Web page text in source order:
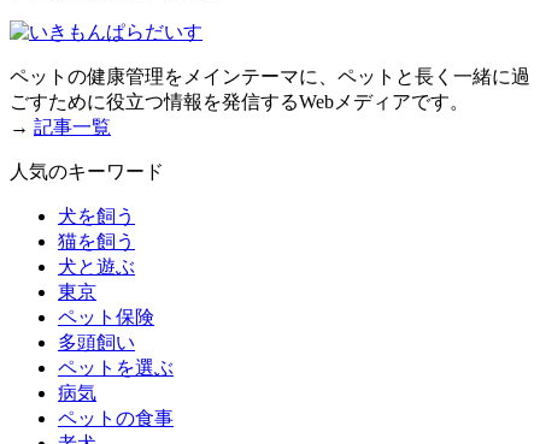
ペットの健康管理をメインテーマに、ペットと長く一緒に過
ごすために役立つ情報を発信するWebメディアです。
→ 記事一覧
人気のキーワード
犬を飼う
猫を飼う
犬と遊ぶ
東京
ペット保険
多頭飼い
ペットを選ぶ
病気
ペットの食事